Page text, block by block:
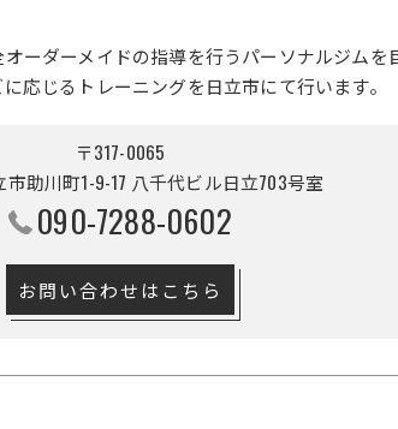
ーダーメイドの指導を行うパーソナルジム
応じるトレーニングを日立市にて行います。
〒317-0065
市助川町1-9-17 八千代ビル日立703号室
090-7288-0602
お問い合わせはこちら